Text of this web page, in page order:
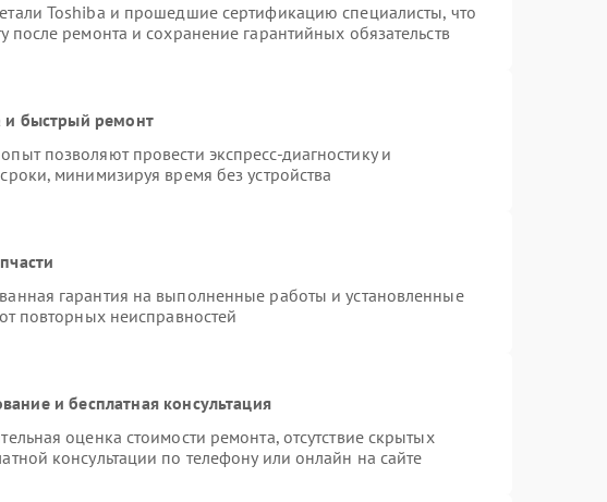
Toshiba и прошедшие сертификацию специалисты, что
после ремонта и сохранение гарантийных обязательств
и быстрый ремонт
позволяют провести экспресс-диагностику и
минимизируя время без устройства
гарантия на выполненные работы и установленные
повторных неисправностей
и бесплатная консультация
оценка стоимости ремонта, отсутствие скрытых
консультации по телефону или онлайн на сайте